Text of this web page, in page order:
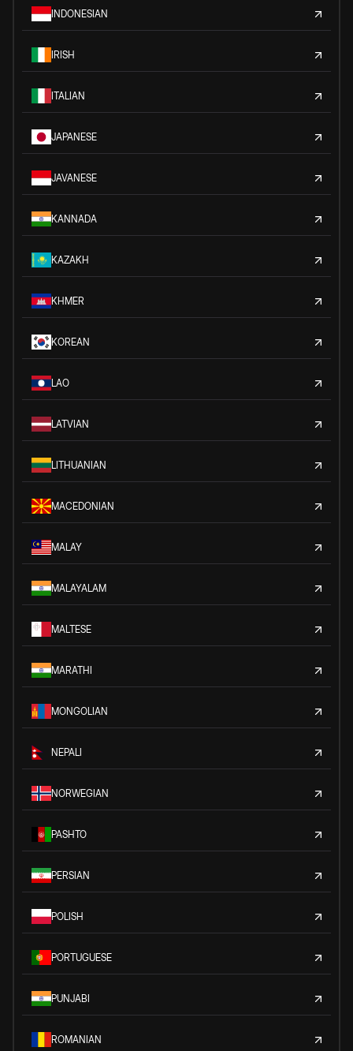
INDONESIAN
IRISH
ITALIAN
JAPANESE
JAVANESE
KANNADA
KAZAKH
KHMER
KOREAN
LAO
LATVIAN
LITHUANIAN
MACEDONIAN
MALAY
MALAYALAM
MALTESE
MARATHI
MONGOLIAN
NEPALI
NORWEGIAN
PASHTO
PERSIAN
POLISH
PORTUGUESE
PUNJABI
ROMANIAN